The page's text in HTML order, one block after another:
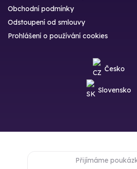
Obchodní podmínky
Odstoupení od smlouvy
Prohlášení o používání cookies
Česko
Slovensko
Přijímáme